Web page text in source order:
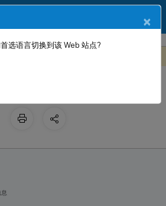
13.1 网络连接
ACL6
×
选语言切换到该 Web 站点?